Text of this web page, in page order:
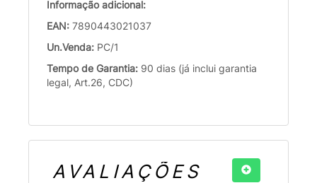
Informação adicional:
EAN: 7890443021037
Un.Venda: PC/1
Tempo de Garantia: 90 dias (já inclui garantia
legal, Art.26, CDC)
AVALIAÇÕES